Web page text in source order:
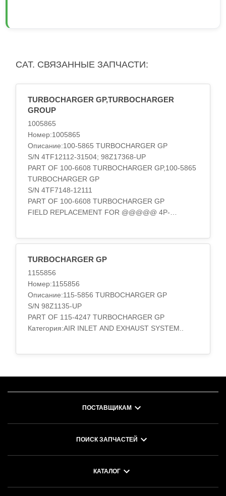
CAT. СВЯЗАННЫЕ ЗАПЧАСТИ:
TURBOCHARGER GP,TURBOCHARGER
GROUP
1005865
Номер:1005865
Описание:100-5865 TURBOCHARGER GP
S/N 4TF12112-31504; 98Z17368-UP
PART OF 100-6608 TURBOCHARGER GP,100-5865
TURBOCHARGER GP
S/N 4TF7148-12111
PART OF 100-6608 TURBOCHARGER GP
FIELD REPLACEMENT FOR @@@@@ 4P-
TURBOCHARGER GP
S/N 98Z2350-14397
S/N 98Z3715-99999
PART OF 100-6608 TURBOCHARGER GP,1005865
ENGINE S/N 4TF7148-UP
FIELD REPLACEMENT FOR 4P4677-PAGE
TURBOCHARGER GP
1155856
Номер:1155856
Описание:115-5856 TURBOCHARGER GP
S/N 98Z1135-UP
PART OF 115-4247 TURBOCHARGER GP
Категория:AIR INLET AND EXHAUST SYSTEM..
ПОСТАВЩИКАМ
ПОИСК ЗАПЧАСТЕЙ
КАТАЛОГ